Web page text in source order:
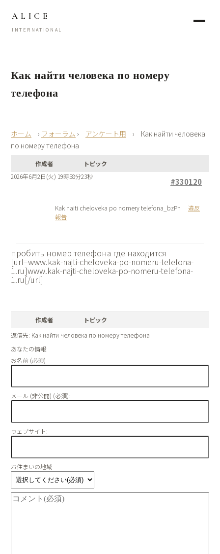
ALICE
INTERNATIONAL
Как найти человека по номеру
телефона
› フォーラム › アンケート用 ›
Как найти человека
по номеру телефона
作成者
トピック
2026年6月2日(火) 19時58分23秒
#330120
Kak naiti cheloveka po nomery telefona_bzPn
違反
報告
пробить номер телефона где находится
[url=www.kak-najti-cheloveka-po-nomeru-telefona-
1.ru]www.kak-najti-cheloveka-po-nomeru-telefona-
1.ru[/url]
作成者
トピック
返信先: Как найти человека по номеру телефона
あなたの情報:
お名前 (必須)
メール (非公開) (必須):
ウェブサイト:
お住まいの地域